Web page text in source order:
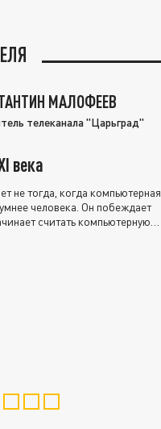
МАЛОФЕЕВ
телеканала "Царьград"
века
не тогда, когда компьютерная
человека. Он побеждает
считать компьютерную